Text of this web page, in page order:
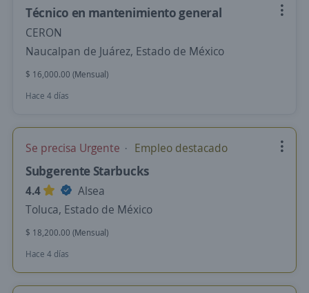
Técnico en mantenimiento general
CERON
Naucalpan de Juárez, Estado de México
$ 16,000.00 (Mensual)
Hace 4 días
Se precisa Urgente Empleo destacado
Subgerente Starbucks
4.4
Alsea
Toluca, Estado de México
$ 18,200.00 (Mensual)
Hace 4 días